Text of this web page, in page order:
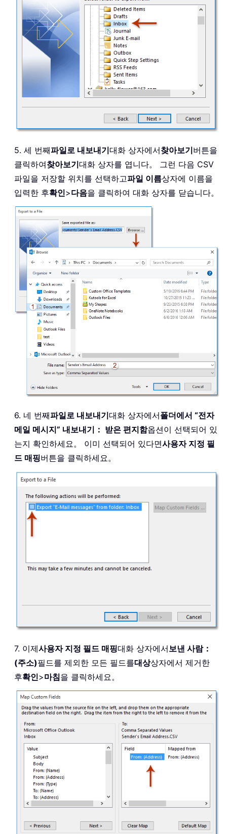
5. 세 번째파일로 내보내기대화 상자에서찾아보기버튼을
클릭하여찾아보기대화 상자를 엽니다。 그런 다음 CSV
파일을 저장할 위치를 선택하고파일 이름상자에 이름을
입력한 후확인>다음을 클릭하여 대화 상자를 닫습니다。
6. 네 번째파일로 내보내기대화 상자에서폴더에서 “전자
메일 메시지” 내보내기： 받은 편지함옵션이 선택되어 있
는지 확인하세요。 이미 선택되어 있다면사용자 지정 필
드 매핑버튼을 클릭하세요。
7. 이제사용자 지정 필드 매핑대화 상자에서보낸 사람：
(주소)필드를 제외한 모든 필드를대상상자에서 제거한
후확인>마침을 클릭하세요。